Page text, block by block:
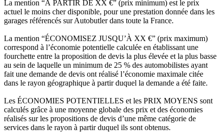
La mention “À PARTIR DE XX €” (prix minimum) est le prix
actuel le moins cher disponible, pour une prestation donnée dans les
garages référencés sur Autobutler dans toute la France.
La mention “ÉCONOMISEZ JUSQU’À XX €” (prix maximum)
correspond à l’économie potentielle calculée en établissant une
fourchette entre la proposition de devis la plus élevée et la plus basse
au sein de laquelle un minimum de 25 % des automobilistes ayant
fait une demande de devis ont réalisé l’économie maximale citée
dans le rayon géographique à partir duquel la demande a été faite.
Les ÉCONOMIES POTENTIELLES et les PRIX MOYENS sont
calculés grâce à une moyenne globale des prix et des économies
réalisés sur les propositions de devis d’une même catégorie de
services dans le rayon à partir duquel ils sont obtenus.